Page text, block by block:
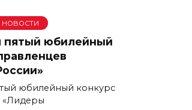
НОВОСТИ
пятый юбилейный
юбилейный конкурс
«Лидеры